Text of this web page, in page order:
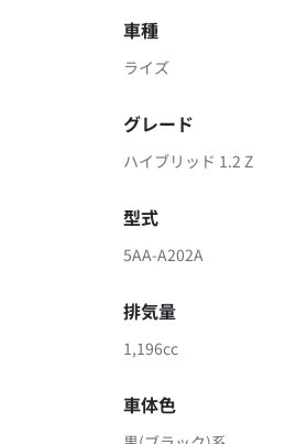
車種
ライズ
グレード
ハイブリッド 1.2 Z
型式
5AA-A202A
排気量
1,196cc
車体色